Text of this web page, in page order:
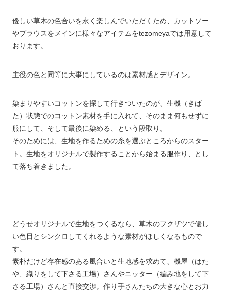
優しい草木の色合いを永く楽しんでいただくため、カットソー
やブラウスをメインに様々なアイテムをtezomeyaでは用意して
おります。
主役の色と同等に大事にしているのは素材感とデザイン。
染まりやすいコットンを探して行きついたのが、生機（きば
た）状態でのコットン素材を手に入れて、そのまま何もせずに
服にして、そして最後に染める、という段取り。
そのためには、生地を作るための糸を選ぶところからのスター
ト。生地をオリジナルで製作することから始まる服作り、とし
て落ち着きました。
どうせオリジナルで生地をつくるなら、草木のフクザツで優し
い色目とシンクロしてくれるような素材がほしくなるもので
す。
素朴だけど存在感のある風合いと生地感を求めて、機屋（はた
や、織りをして下さる工場）さんやニッター（編み地をして下
さる工場）さんと直接交渉。作り手さんたちの大きな心とお力